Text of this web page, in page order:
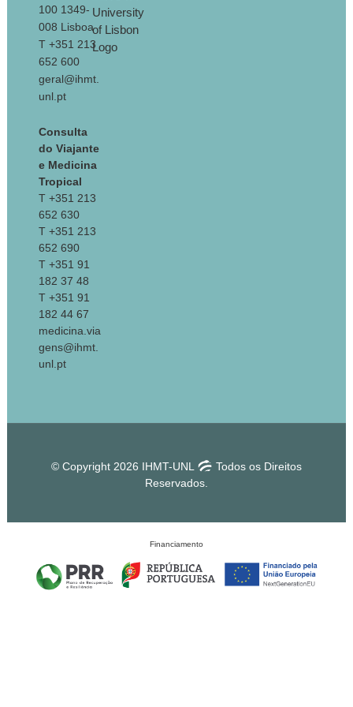
100 1349-
008 Lisboa
T +351 213
652 600
geral@ihmt.
unl.pt
Consulta
do Viajante
e Medicina
Tropical
T +351 213
652 630
T +351 213
652 690
T +351 91
182 37 48
T +351 91
182 44 67
medicina.via
gens@ihmt.
unl.pt
© Copyright 2026 IHMT-UNL
Todos os Direitos
Reservados.
Financiamento